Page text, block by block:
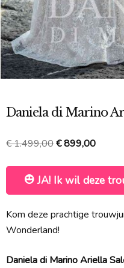
Daniela di Marino
€1.499,00Oorspronkelijke
was:
€899,00Huidige
is:
€
JA! Ik wil deze
Kom deze prachtige
Wonderland!
Daniela di Marino Ariella